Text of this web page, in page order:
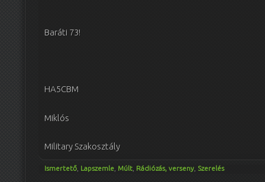
Baráti 73!
HA5CBM
Miklós
Military Szakosztály
Ismertető Lapszemle Múlt Rádiózás, verseny Szerelés